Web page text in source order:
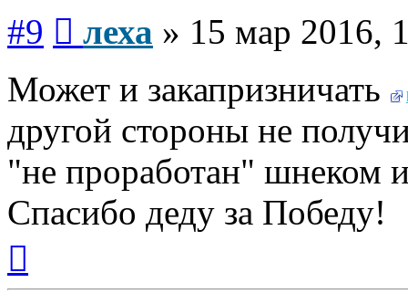
#9 леха » 15 мар 2016,
Может и закапризничать
другой стороны не
"не проработан" шнеком
Спасибо деду за Победу!
началу